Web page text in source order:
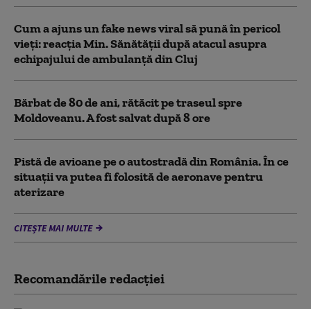
Cum a ajuns un fake news viral să pună în pericol
vieți: reacția Min. Sănătății după atacul asupra
echipajului de ambulanță din Cluj
Bărbat de 80 de ani, rătăcit pe traseul spre
Moldoveanu. A fost salvat după 8 ore
Pistă de avioane pe o autostradă din România. În ce
situații va putea fi folosită de aeronave pentru
aterizare
CITEȘTE MAI MULTE
Recomandările redacţiei